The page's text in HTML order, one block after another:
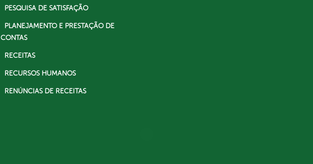
PESQUISA DE SATISFAÇÃO
PLANEJAMENTO E PRESTAÇÃO DE
CONTAS
RECEITAS
RECURSOS HUMANOS
RENÚNCIAS DE RECEITAS